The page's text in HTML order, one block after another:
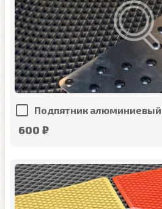
Подпятник алюминиевый
600 ₽